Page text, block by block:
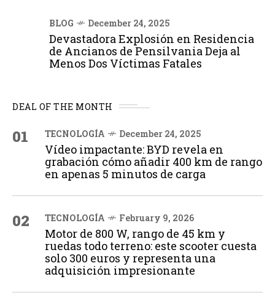
BLOG December 24, 2025
Devastadora Explosión en Residencia
de Ancianos de Pensilvania Deja al
Menos Dos Víctimas Fatales
DEAL OF THE MONTH
01 TECNOLOGÍA December 24, 2025
Vídeo impactante: BYD revela en
grabación cómo añadir 400 km de rango
en apenas 5 minutos de carga
02 TECNOLOGÍA February 9, 2026
Motor de 800 W, rango de 45 km y
ruedas todo terreno: este scooter cuesta
solo 300 euros y representa una
adquisición impresionante